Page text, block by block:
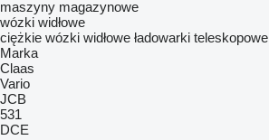
maszyny magazynowe
wózki widłowe
ciężkie wózki widłowe ładowarki teleskopowe
Marka
Claas
Vario
JCB
531
DCE